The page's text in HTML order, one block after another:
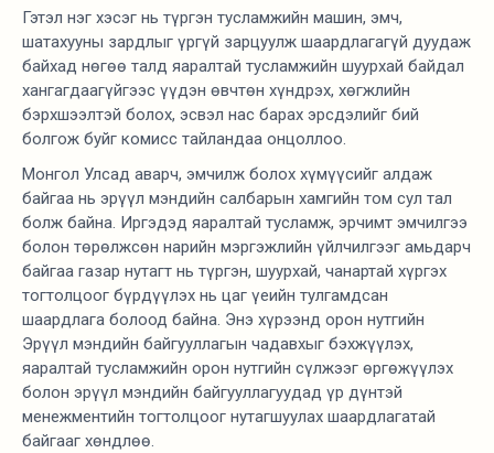
Гэтэл нэг хэсэг нь түргэн тусламжийн машин, эмч,
шатахууны зардлыг үргүй зарцуулж шаардлагагүй дуудаж
байхад нөгөө талд яаралтай тусламжийн шуурхай байдал
хангагдаагүйгээс үүдэн өвчтөн хүндрэх, хөгжлийн
бэрхшээлтэй болох, эсвэл нас барах эрсдэлийг бий
болгож буйг комисс тайландаа онцоллоо.
Монгол Улсад аварч, эмчилж болох хүмүүсийг алдаж
байгаа нь эрүүл мэндийн салбарын хамгийн том сул тал
болж байна. Иргэдэд яаралтай тусламж, эрчимт эмчилгээ
болон төрөлжсөн нарийн мэргэжлийн үйлчилгээг амьдарч
байгаа газар нутагт нь түргэн, шуурхай, чанартай хүргэх
тогтолцоог бүрдүүлэх нь цаг үеийн тулгамдсан
шаардлага болоод байна. Энэ хүрээнд орон нутгийн
Эрүүл мэндийн байгууллагын чадавхыг бэхжүүлэх,
яаралтай тусламжийн орон нутгийн сүлжээг өргөжүүлэх
болон эрүүл мэндийн байгууллагуудад үр дүнтэй
менежментийн тогтолцоог нутагшуулах шаардлагатай
байгааг хөндлөө.